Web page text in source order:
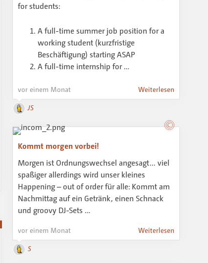
for students:
A full-time summer job position for a
working student (kurzfristige
Beschäftigung) starting ASAP
A full-time internship for …
vor einem Monat Weiterlesen
JS
Kommt morgen vorbei!
Morgen ist Ordnungswechsel angesagt... viel
spaßiger allerdings wird unser kleines
Happening – out of order für alle: Kommt am
Nachmittag auf ein Getränk, einen Schnack
und groovy DJ-Sets …
vor einem Monat Weiterlesen
S